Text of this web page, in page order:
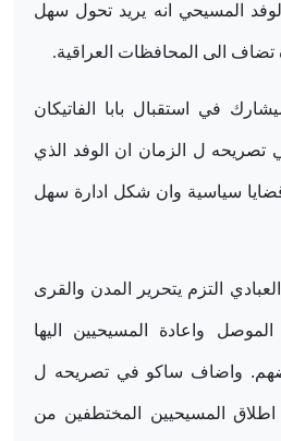
الوفد المسيحي انه يريد تحول سهل
الى المحافظات العراقية.
في استقبال بابا الفاتيكان
تصريحه ل الزمان ان الوفد الذي
قضايا سياسية وان شكل ادارة سهل
التزم يتحرير المدن والقرى
واعادة المسيحيين اليها
واضاف ساكو في تصريحه ل
اطلاق المسيحيين المختطفين من